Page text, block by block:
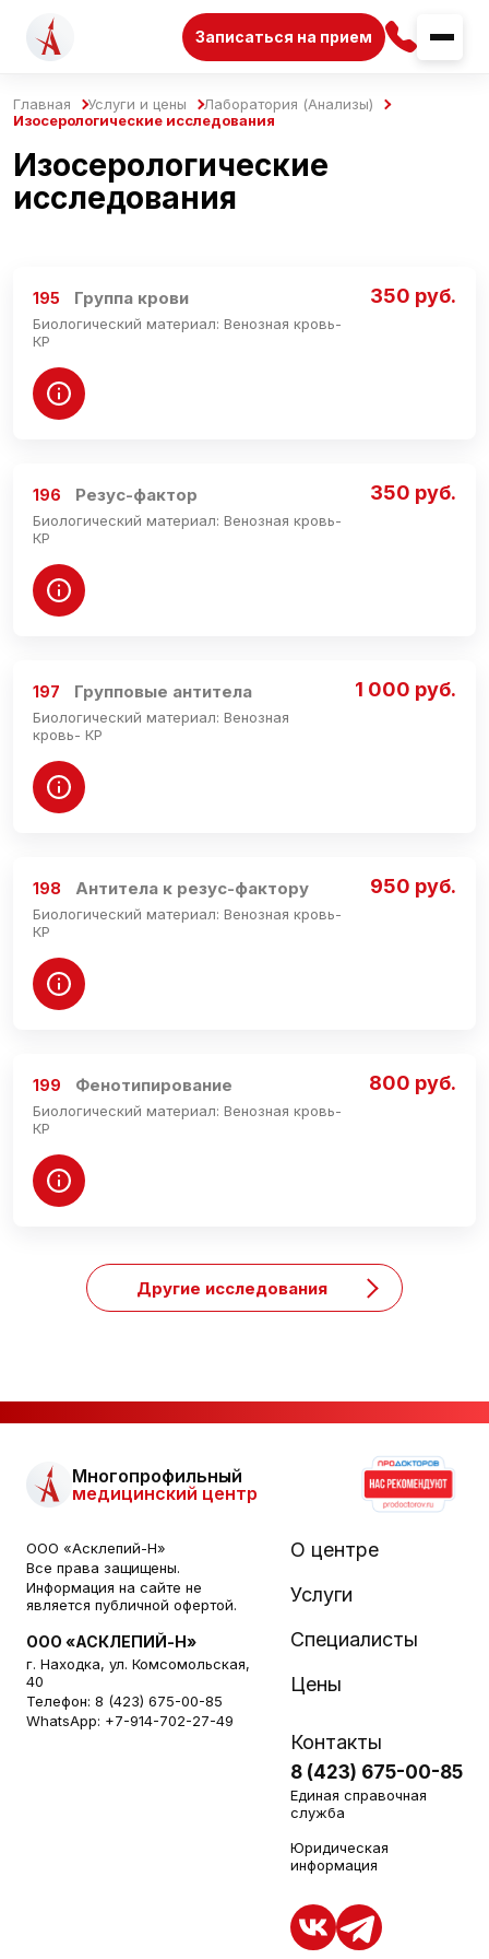
Записаться на прием
Главная Услуги и цены
Лаборатория (Анализы)
Изосерологические исследования
Изосерологические
исследования
195 Группа крови
Биологический материал: Венозная кровь-
КР
350 руб.
196 Резус-фактор
Биологический материал: Венозная кровь-
КР
350 руб.
197 Групповые антитела
Биологический материал: Венозная
кровь- КР
1 000 руб.
198 Антитела к резус-фактору
Биологический материал: Венозная кровь-
КР
950 руб.
199 Фенотипирование
Биологический материал: Венозная кровь-
КР
800 руб.
Другие исследования
Многопрофильный
медицинский центр
ООО «Асклепий-Н»
Все права защищены.
Информация на сайте не
является публичной офертой.
ООО «АСКЛЕПИЙ-Н»
г. Находка, ул. Комсомольская,
40
Телефон: 8 (423) 675-00-85
WhatsApp: +7-914-702-27-49
О центре
Услуги
Специалисты
Цены
Контакты
8 (423) 675-00-85
Единая справочная
служба
Юридическая
информация